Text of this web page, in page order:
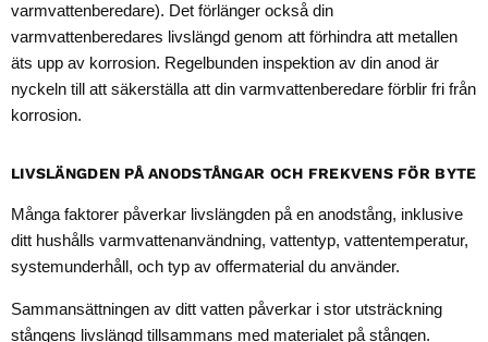
varmvattenberedare). Det förlänger också din
varmvattenberedares livslängd genom att förhindra att metallen
äts upp av korrosion. Regelbunden inspektion av din anod är
nyckeln till att säkerställa att din varmvattenberedare förblir fri från
korrosion.
LIVSLÄNGDEN PÅ ANODSTÅNGAR OCH FREKVENS FÖR BYTE
Många faktorer påverkar livslängden på en anodstång, inklusive
ditt hushålls varmvattenanvändning, vattentyp, vattentemperatur,
systemunderhåll, och typ av offermaterial du använder.
Sammansättningen av ditt vatten påverkar i stor utsträckning
stångens livslängd tillsammans med materialet på stången.